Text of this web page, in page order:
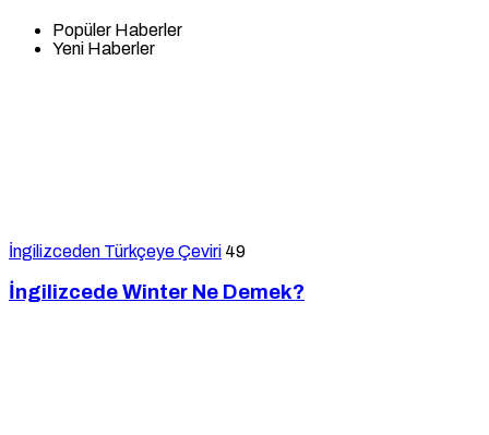
Popüler Haberler
Yeni Haberler
İngilizceden Türkçeye Çeviri 49
İngilizcede Winter Ne Demek?